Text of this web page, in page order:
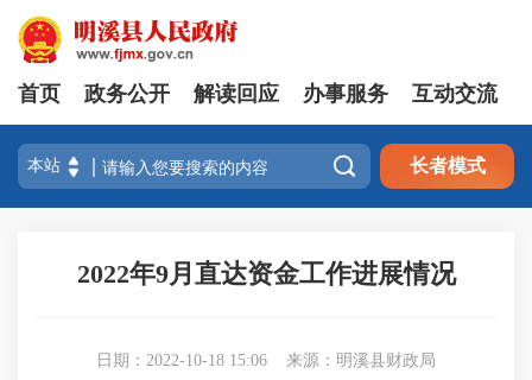
首页 政务公开 解读回应 办事服务 互动交流
 长者模式
2022年9月直达资金工作进展情况
日期：2022-10-18 15:06 来源：明溪县财政局